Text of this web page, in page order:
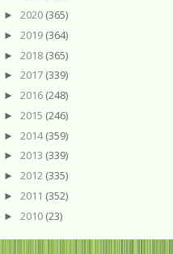
► 2020 (365)
► 2019 (364)
► 2018 (365)
► 2017 (339)
► 2016 (248)
► 2015 (246)
► 2014(359)
► 2013 (339)
► 2012 (335)
► 2011 (352)
► 2010 (23)